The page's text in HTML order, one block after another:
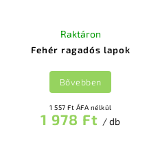
Fehér ragadós lapok
Raktáron
1 557 Ft ÁFA nélkül
1 978 Ft / db
Bővebben